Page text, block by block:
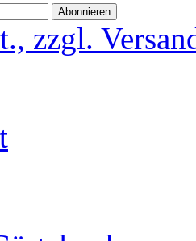
Abonnieren
zzgl.